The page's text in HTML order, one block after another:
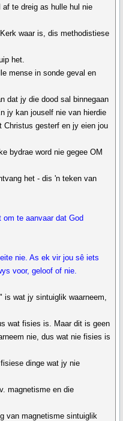
te dreig as hulle hul nie
waar is, dis methodistiese
het.
mense in sonde geval en
dat jy die dood sal binnegaan
jy kan jouself nie van hierdie
Christus gesterf en jy eien jou
bydrae word nie gegee OM
het - dis 'n teken van
te aanvaar dat God
nie. As ek vir jou sê iets
voor, geloof of nie.
is wat jy sintuiglik waarneem,
wat fisies is. Maar dit is geen
nie, dus wat nie fisies is
dinge wat jy nie
magnetisme en die
van magnetisme sintuiglik